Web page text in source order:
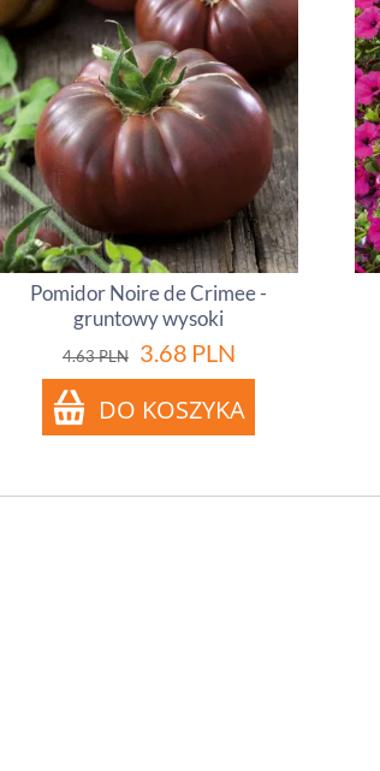
Pomidor Noire de Crimee -
gruntowy wysoki
4.63PLN 3.68 PLN